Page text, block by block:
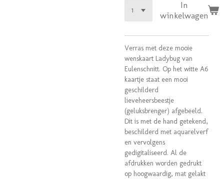
In
winkelwagen
Verras met deze mooie
wenskaart Ladybug van
Eulenschnitt. Op het witte A6
kaartje staat een mooi
geschilderd
lieveheersbeestje
(geluksbrenger) afgebeeld.
Dit is met de hand getekend,
beschilderd met aquarelverf
en vervolgens
gedigitaliseerd. Al de
afdrukken worden gedrukt
op hoogwaardig, mat gelakt